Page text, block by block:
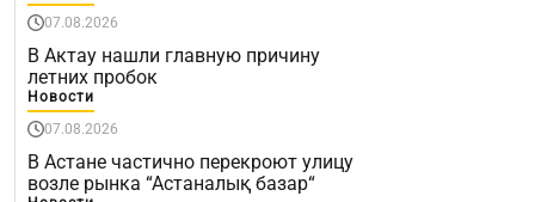
07.08.2026
В Актау нашли главную причину
летних пробок
Новости
07.08.2026
В Астане частично перекроют улицу
возле рынка “Астаналық базар“